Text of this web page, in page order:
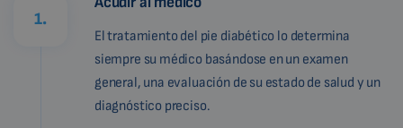
1.
El tratamiento del pie diabético lo determina
siempre su médico basándose en un examen
general, una evaluación de su estado de salud y un
diagnóstico preciso.